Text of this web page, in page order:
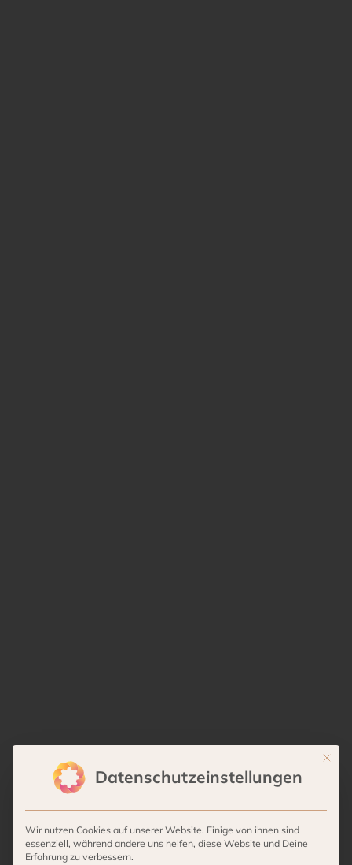
PHILIPPI – OUTBACK
SCHALE
Das, was OUTBACK von den meisten anderen
Mit
Datenschutzeinstellungen
Wir nutzen Cookies auf unserer Website. Einige von ihnen sind
essenziell, während andere uns helfen, diese Website und Deine
Erfahrung zu verbessern.